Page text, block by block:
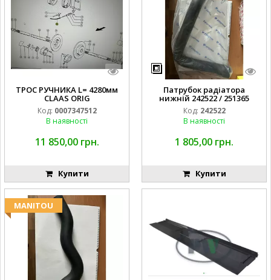
ТРОС РУЧНИКА L= 4280мм
CLAAS ORIG
Код: 0007347512
В наявності
11 850,00 грн.
Купити
Патрубок радіатора
нижній 242522 / 251365
Код: 242522
В наявності
1 805,00 грн.
Купити
MANITOU